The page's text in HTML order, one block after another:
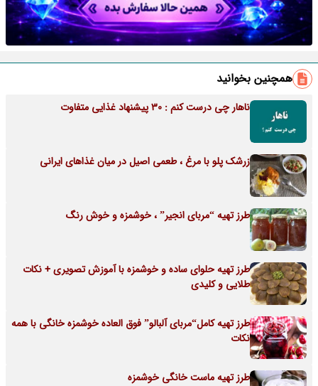
همچنین بخوانید
ناهار چی درست کنم : 30 پیشنهاد غذایی متفاوت
زرشک پلو با مرغ ، طعمی اصیل در میان غذاهای ایرانی
طرز تهیه “مربای انجیر” ، خوشمزه و خوش رنگ
طرز تهیه حلوای ساده و خوشمزه با آموزش تصویری + نکات
طلایی و کلیدی
طرز تهیه کامل“مربای آلبالو” فوق العاده خوشمزه خانگی با همه
نکات
طرز تهیه ماست خانگی خوشمزه